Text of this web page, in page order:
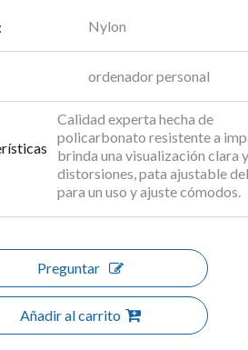
Nylon
ordenador personal
Calidad experta hecha de
policarbonato resistente a
brinda una visualización clara
distorsiones, pata ajustable
para un uso y ajuste cómodos.
Preguntar
Añadir al carrito